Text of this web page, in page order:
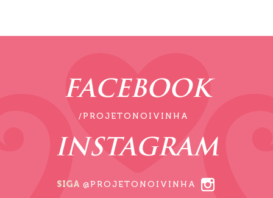
FACEBOOK
/PROJETONOIVINHA
INSTAGRAM
SIGA @PROJETONOIVINHA